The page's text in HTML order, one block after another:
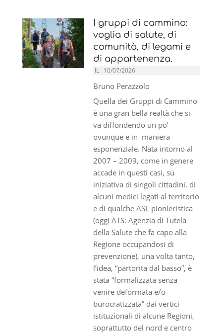
I gruppi di cammino:
voglia di salute, di
comunità, di legami e
di appartenenza.
IL: 10/07/2026
Bruno Perazzolo
Quella dei Gruppi di Cammino
è una gran bella realtà che si
va diffondendo un po’
ovunque e in maniera
esponenziale. Nata intorno al
2007 – 2009, come in genere
accade in questi casi, su
iniziativa di singoli cittadini, di
alcuni medici legati al territorio
e di qualche ASL pionieristica
(oggi ATS: Agenzia di Tutela
della Salute che fa capo alla
Regione occupandosi di
prevenzione), una volta tanto,
l’idea, “partorita dal basso”, è
stata “formalizzata senza
venire deformata e/o
burocratizzata” dai vertici
istituzionali di alcune Regioni,
soprattutto del nord e centro